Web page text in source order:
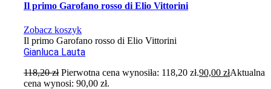
Il primo Garofano rosso di Elio Vittorini
Zobacz koszyk
Il primo Garofano rosso di Elio Vittorini
Gianluca Lauta
118,20zł Pierwotna cena wynosiła: 118,20 zł.90,00złAktualna
cena wynosi: 90,00 zł.